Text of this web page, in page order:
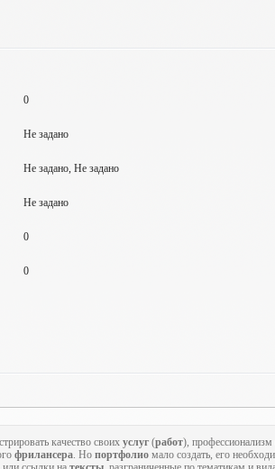
0
Не задано
Не задано, Не задано
Не задано
0
0
качество своих услуг (работ),
фрилансера. Но портфолио мало создать, его